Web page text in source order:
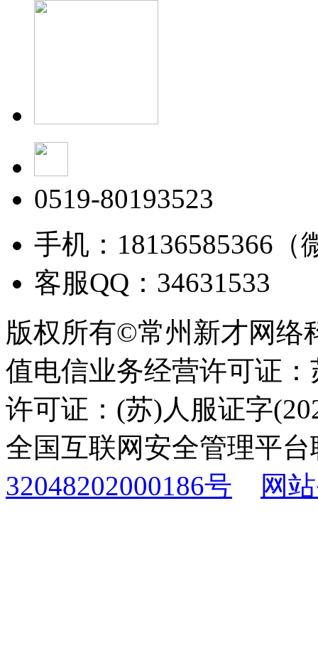
0519-80193523
手机：18136585366（
客服QQ：34631533
版权所有©常州新才网络
值电信业务经营许可证
许可证：(苏)人服证字
全国互联网安全管理平
32048202000186号
网